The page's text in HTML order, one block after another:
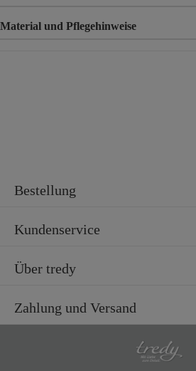
Material und Pflegehinweise
Bestellung
Kundenservice
Über tredy
Zahlung und Versand